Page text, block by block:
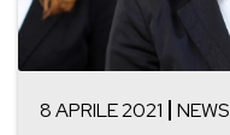
8 APRILE 2021 NEWS